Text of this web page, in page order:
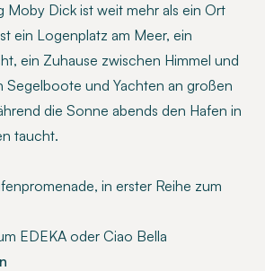
Moby Dick ist weit mehr als ein Ort
ein Logenplatz am Meer, ein
ein Zuhause zwischen Himmel und
Segelboote und Yachten an großen
die Sonne abends den Hafen in
taucht.
in erster Reihe zum
EDEKA oder Ciao Bella